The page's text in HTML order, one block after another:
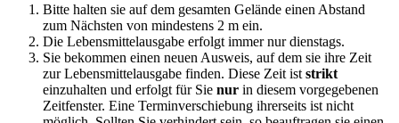
Bitte halten sie auf dem gesamten Gelände einen Abstand
zum Nächsten von mindestens 2 m ein.
Die Lebensmittelausgabe erfolgt immer nur dienstags.
Sie bekommen einen neuen Ausweis, auf dem sie ihre Zeit
zur Lebensmittelausgabe finden. Diese Zeit ist strikt
einzuhalten und erfolgt für Sie nur in diesem vorgegebenen
Zeitfenster. Eine Terminverschiebung ihrerseits ist nicht